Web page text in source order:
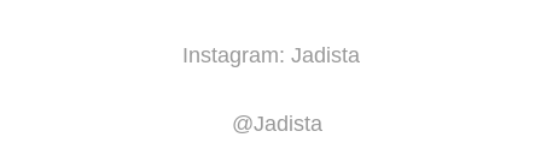
Instagram: Jadista
@Jadista